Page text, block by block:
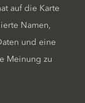
auf die Karte
Namen,
und eine
Meinung zu